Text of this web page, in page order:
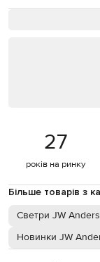
27
років на ринку
Більше товарів з
Светри JW
Новинки JW